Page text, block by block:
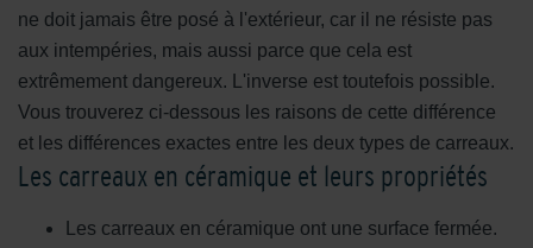
ne doit jamais être posé à l'extérieur, car il ne résiste pas
aux intempéries, mais aussi parce que cela est
extrêmement dangereux. L'inverse est toutefois possible.
Vous trouverez ci-dessous les raisons de cette différence
et les différences exactes entre les deux types de carreaux.
Les carreaux en céramique et leurs propriétés
Les carreaux en céramique ont une surface fermée.